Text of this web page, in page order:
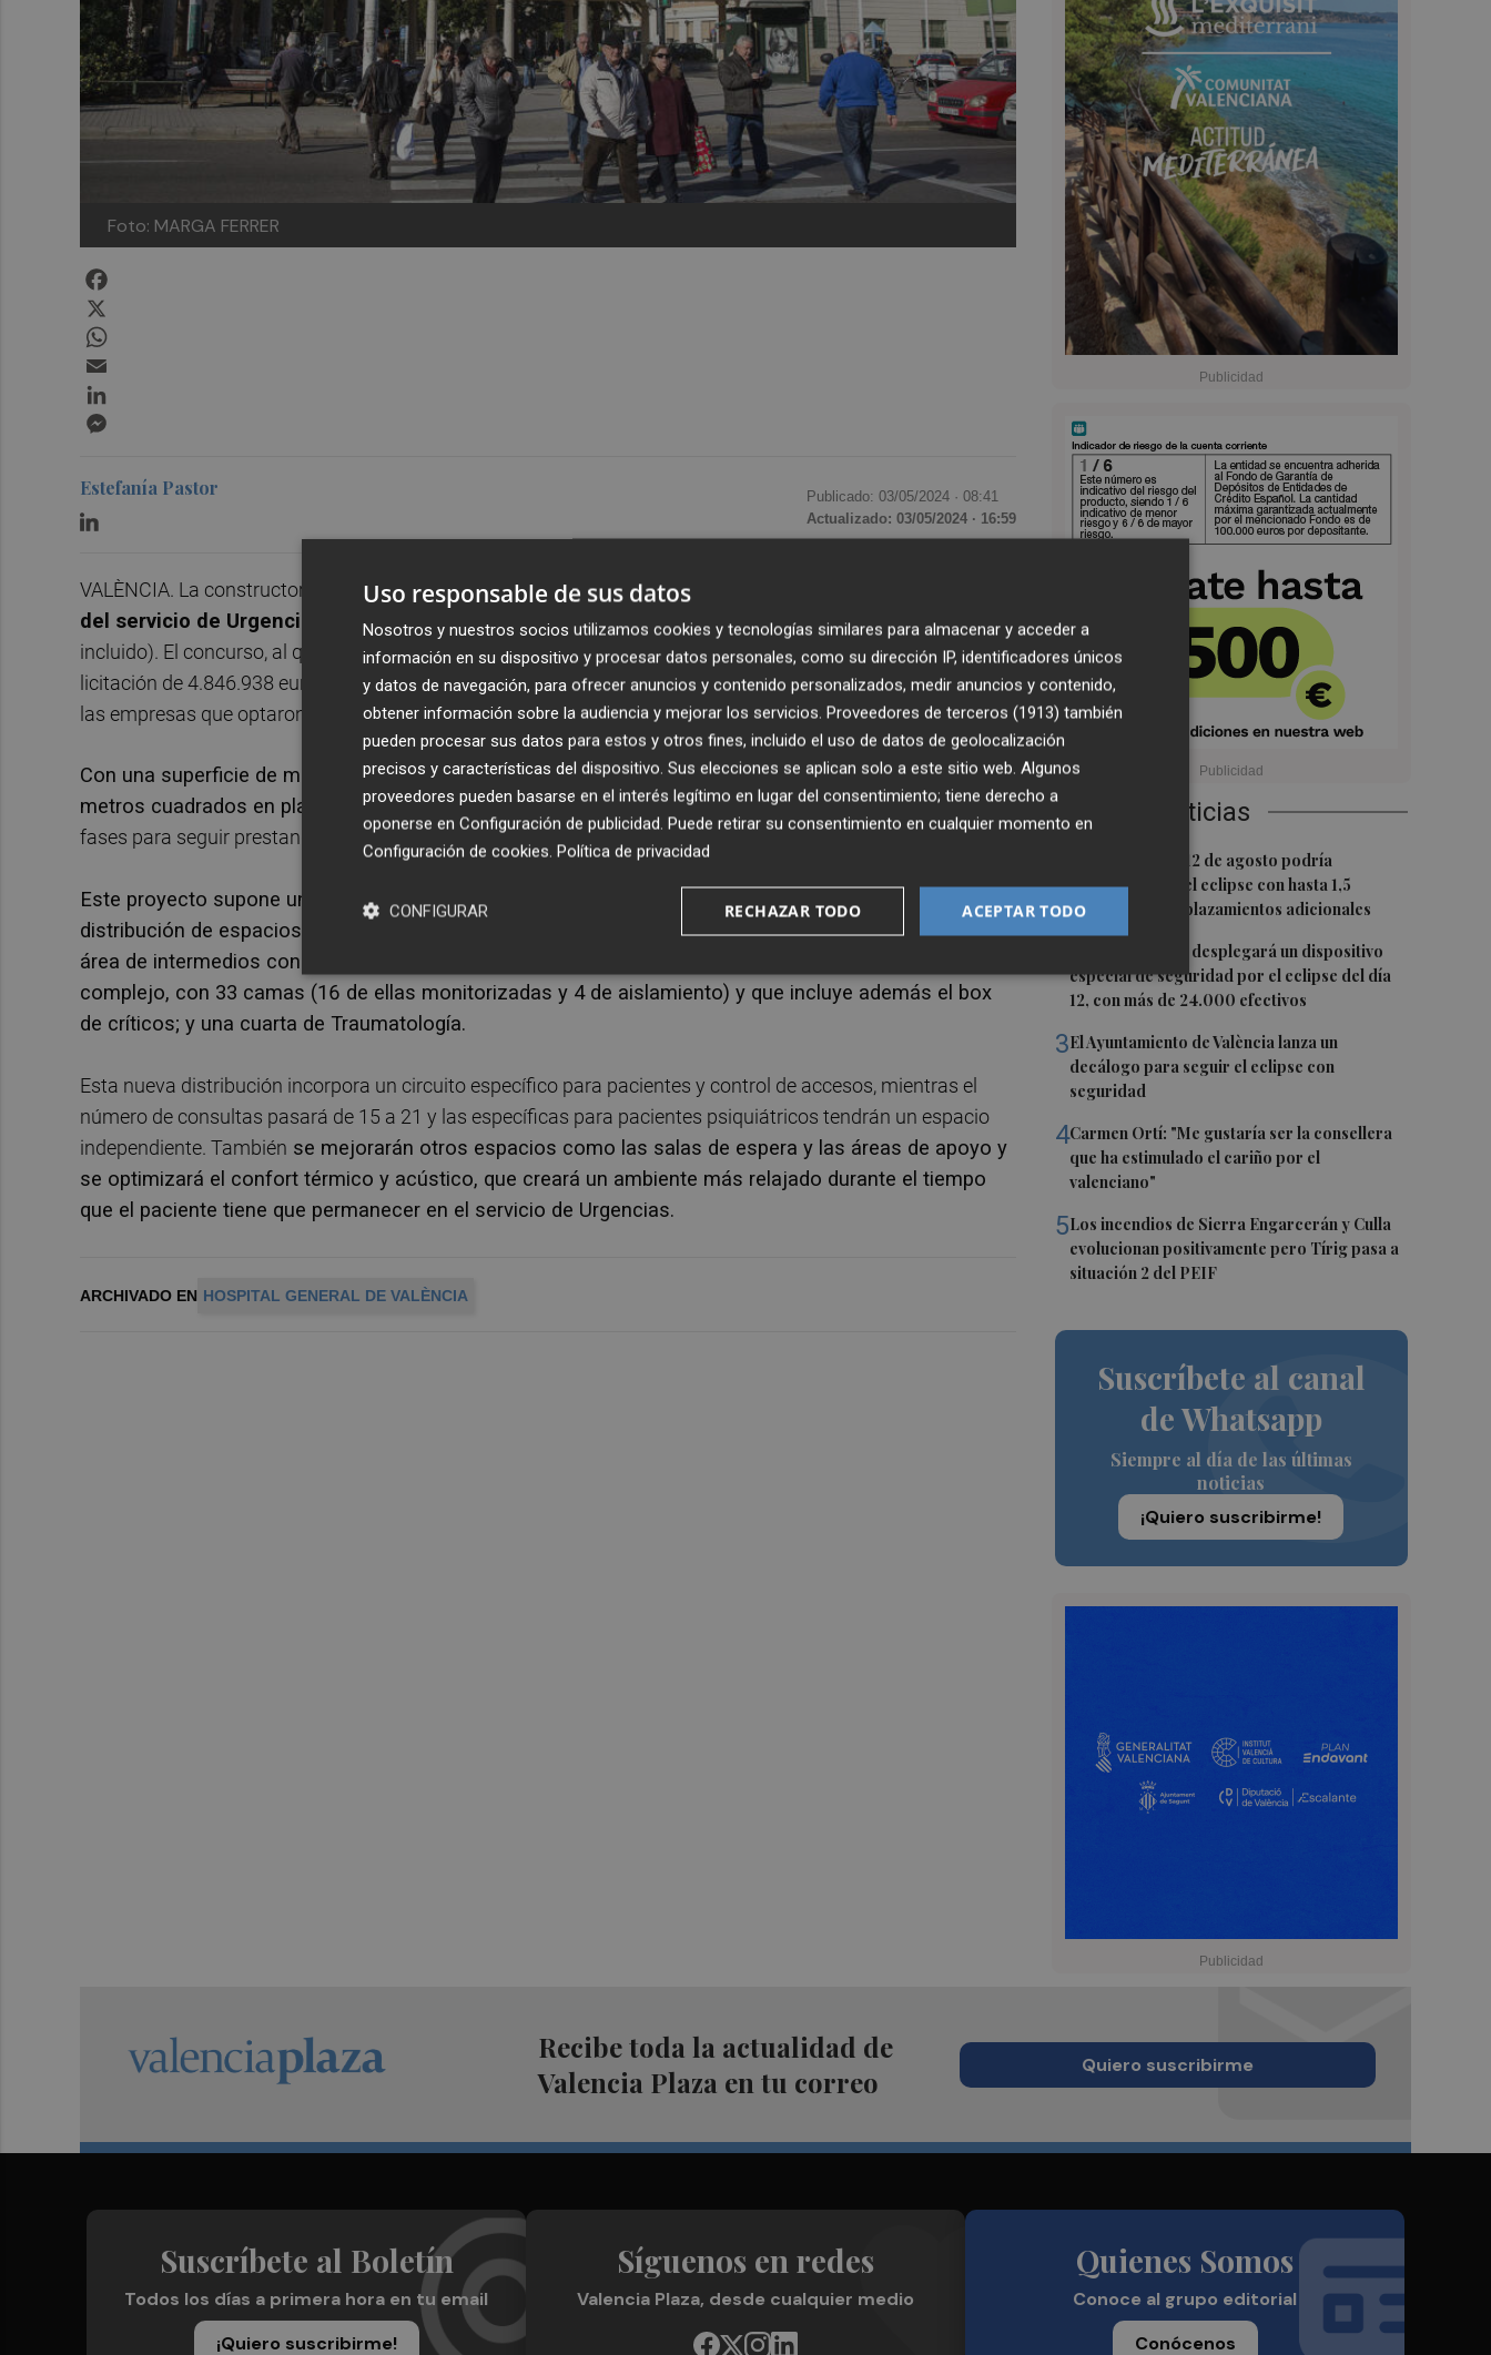
Foto: MARGA FERRER
Últimas Noticias
La movilidad el 12 de agosto podría
duplicarse por el eclipse con hasta 1,5
millones de desplazamientos adicionales
La Guardia Civil desplegará un dispositivo
especial de seguridad por el eclipse del día
12, con más de 24.000 efectivos
3El Ayuntamiento de València lanza un
decálogo para seguir el eclipse con
seguridad
4Carmen Ortí: "Me gustaría ser la consellera
que ha estimulado el cariño por el
valenciano"
5Los incendios de Sierra Engarcerán y Culla
evolucionan positivamente pero Tírig pasa a
situación 2 del PEIF
Suscríbete al canal
de Whatsapp
Siempre al día de las últimas
noticias
¡Quiero suscribirme!
Estefanía Pastor Publicado: 03/05/2024 · 08:41
Actualizado: 03/05/2024 · 16:59
VALÈNCIA. La constructora Torrescamara se ha adjudicado la licitación de las
del servicio de Urgencias del Hospital General de Valènciapor4.272.091,53 de euros(IVA
incluido). El concurso, al que se han presentado una docena de compañías, tenía un presupuesto base de
licitación de 4.846.938 euros. Alcudia, Becsa, Construcciones San José, Rover o Vialterra fueron algunas de
las empresas que optaron a la demolición y reconstrucción del espacio.
Con una superficie de más de 2.000 metros cuadrados (1.822 metros cuadrados en planta baja y 252
metros cuadrados en planta sótano), elplazo estimado de ejecución es de 18 meses, distribuidos en tres
fases para seguir prestando la asistencia de urgencia a la población mientras se realizan las obras.
Este proyecto supone una reordenación de todas las áreas y circuitos asistenciales con una
distribución de espacios, que se estructurará en cuatro áreas: triaje y unidad de primera asistencia;
área de intermedios con boxes polivalentes y sala de tratamientos; área de observación o del paciente
complejo, con 33 camas (16 de ellas monitorizadas y 4 de aislamiento) y que incluye además el box
de críticos; y una cuarta de Traumatología.
Esta nueva distribución incorpora un circuito específico para pacientes y control de accesos, mientras el
número de consultas pasará de 15 a 21 y las específicas para pacientes psiquiátricos tendrán un espacio
independiente. También se mejorarán otros espacios como las salas de espera y las áreas de apoyo y
se optimizará el confort térmico y acústico, que creará un ambiente más relajado durante el tiempo
que el paciente tiene que permanecer en el servicio de Urgencias.
ARCHIVADO EN HOSPITAL GENERAL DE VALÈNCIA
Recibe toda la actualidad de
Valencia Plaza en tu correo
Quiero suscribirme
Suscríbete al Boletín
Todos los días a primera hora en tu email
¡Quiero suscribirme!
Síguenos en redes
Valencia Plaza, desde cualquier medio
Quienes Somos
Conoce al grupo editorial
Conócenos
Uso responsable de sus datos
Nosotros y nuestros socios utilizamos cookies y tecnologías similares para almacenar y acceder a
información en su dispositivo y procesar datos personales, como su dirección IP, identificadores únicos
y datos de navegación, para ofrecer anuncios y contenido personalizados, medir anuncios y contenido,
obtener información sobre la audiencia y mejorar los servicios. Proveedores de terceros (1913) también
pueden procesar sus datos para estos y otros fines, incluido el uso de datos de geolocalización
precisos y características del dispositivo. Sus elecciones se aplican solo a este sitio web. Algunos
proveedores pueden basarse en el interés legítimo en lugar del consentimiento; tiene derecho a
oponerse en Configuración de publicidad. Puede retirar su consentimiento en cualquier momento en
Configuración de cookies. Política de privacidad
ACEPTAR TODO
RECHAZAR TODO
CONFIGURAR